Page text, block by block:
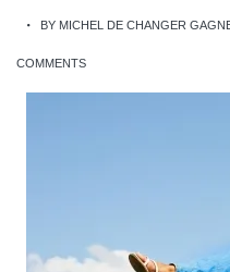
BY MICHEL DE CHANGER
COMMENTS